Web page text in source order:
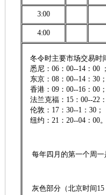
3:00
4:00
冬令时主要市场交易时
悉尼：06：00--14：00 ；
东京：08：00--14：30；
香港：09：00--16：00；
法兰克福：15：00--22：
伦敦：17：30--1：30；
纽约：21：20--04：00。
每年四月的第一个周一
灰色部分（北京时间15